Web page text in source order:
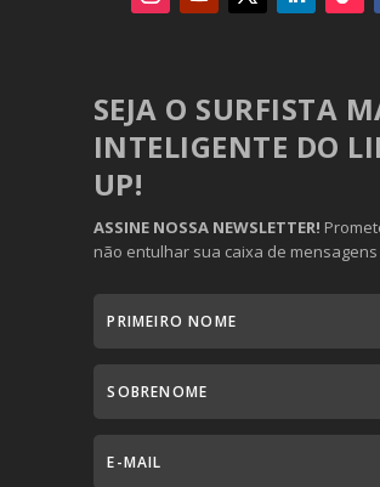
SEJA O SURFISTA
INTELIGENTE DO
UP!
ASSINE NOSSA NEWSLETTER!
não entulhar sua caixa de